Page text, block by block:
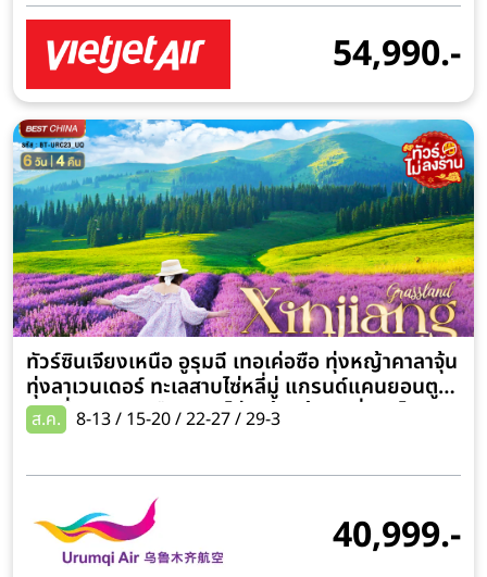
54,990.-
ทัวร์ซินเจียงเหนือ อูรุมฉี เทอเค่อซือ ทุ่งหญ้าคาลาจุ้น
ทุ่งลาเวนเดอร์ ทะเลสาบไซ่หลี่มู่ แกรนด์แคนยอนตู
ซานจื่อ 6 วัน 5 คืน (ทัวร์ไม่ลงร้านช้อป) นั่งรถไฟ
ความเร็วสูง
ส.ค. 8-13 / 15-20 / 22-27 / 29-3
40,999.-